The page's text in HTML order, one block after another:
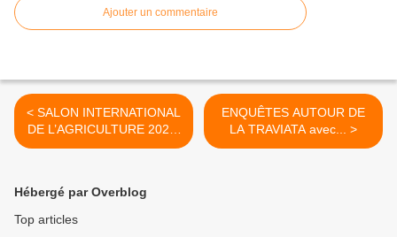
Ajouter un commentaire
< SALON INTERNATIONAL
DE L’AGRICULTURE 2020:
Nouvelles Renaissance(s)
ENQUÊTES AUTOUR DE
LA TRAVIATA avec... >
Hébergé par Overblog
Top articles